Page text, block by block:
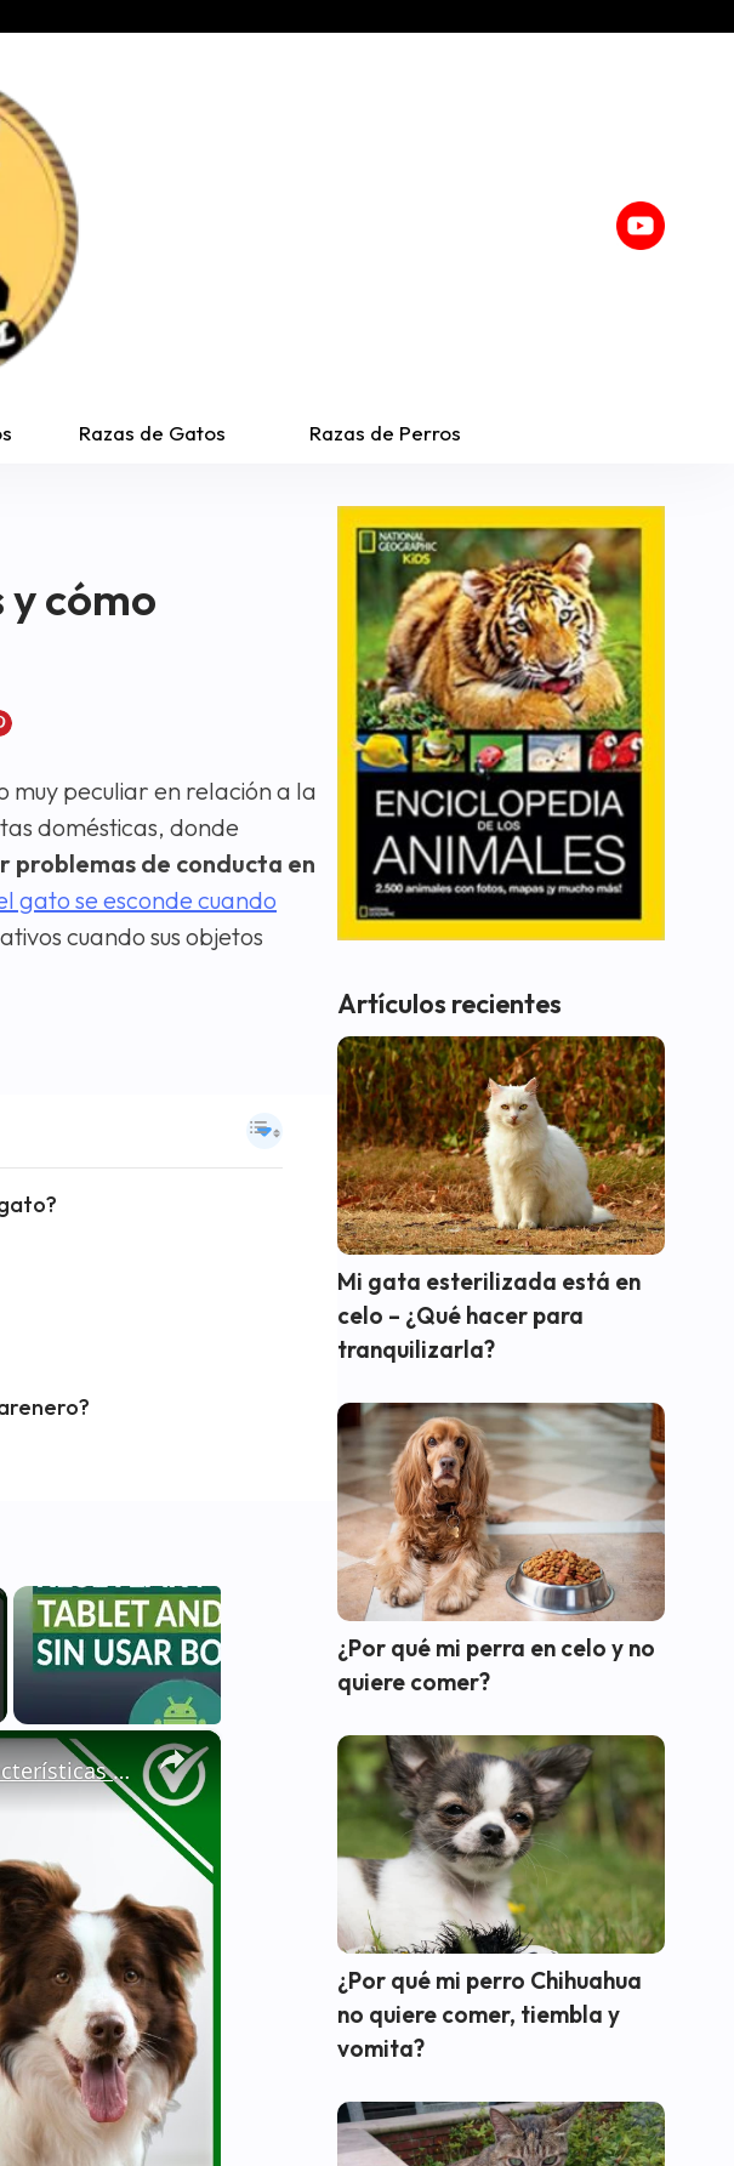
Razas de Gatos Razas de Perros
y cómo
muy peculiar en relación a la
domésticas, donde
problemas de conducta en
gato se esconde cuando
cuando sus objetos
×
🐕 ¿Cómo CUIDAR a un BORDER COLLIE correctamente? - Características y consejos 🐕
Artículos recientes
Mi gata esterilizada está en
celo – ¿Qué hacer para
tranquilizarla?
¿Por qué mi perra en celo y no
quiere comer?
¿Por qué mi perro Chihuahua
no quiere comer, tiembla y
vomita?